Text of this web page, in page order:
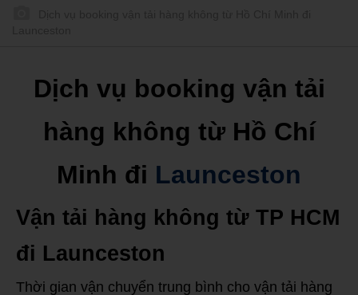
Dịch vụ booking vận tải
hàng không từ Hồ Chí
Minh đi Launceston
Vận tải hàng không từ TP HCM
đi Launceston
Thời gian vận chuyển trung bình cho vận tải hàng